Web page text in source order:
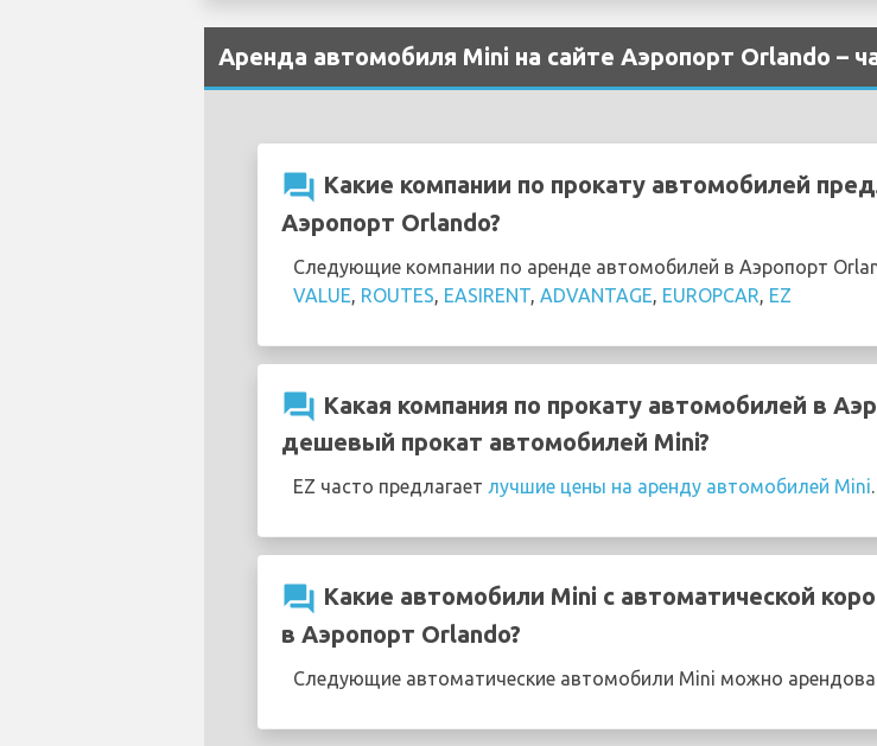
Аренда автомобиля Mini на сайте Аэропорт Orlando –
question_answer Какие компании по прокату автомобилей
Аэропорт Orlando?
Следующие компании по аренде автомобилей в Аэропорт
VALUE ROUTES EASIRENT ADVANTAGE EUROPCAR EZ
question_answer Какая компания по прокату автомобилей в
дешевый прокат автомобилей Mini?
EZ часто предлагает лучшие цены на аренду автомобилей Mini.
question_answer Какие автомобили Mini с автоматической
в Аэропорт Orlando?
Следующие автоматические автомобили Mini можно